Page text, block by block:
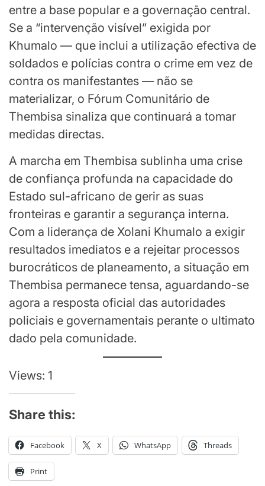
entre a base popular e a governação central.
Se a “intervenção visível” exigida por
Khumalo — que inclui a utilização efectiva de
soldados e polícias contra o crime em vez de
contra os manifestantes — não se
materializar, o Fórum Comunitário de
Thembisa sinaliza que continuará a tomar
medidas directas.
A marcha em Thembisa sublinha uma crise
de confiança profunda na capacidade do
Estado sul-africano de gerir as suas
fronteiras e garantir a segurança interna.
Com a liderança de Xolani Khumalo a exigir
resultados imediatos e a rejeitar processos
burocráticos de planeamento, a situação em
Thembisa permanece tensa, aguardando-se
agora a resposta oficial das autoridades
policiais e governamentais perante o ultimato
dado pela comunidade.
Views: 1
Share this:
Facebook X WhatsApp Threads
Print